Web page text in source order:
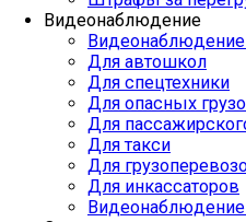
Видеонаблюдение
Видеонаблюдение
Для автошкол
Для спецтехники
Для опасных
Для
Для такси
Для
Для инкассаторов